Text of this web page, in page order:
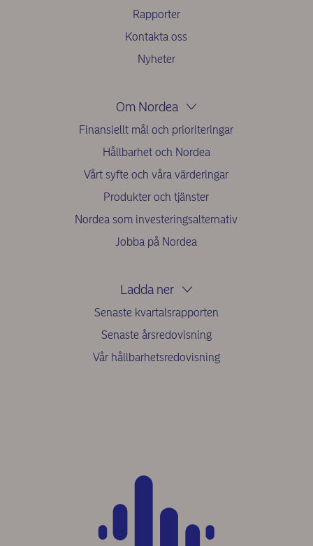
Rapporter
Kontakta oss
Nyheter
Om Nordea
Finansiellt mål och prioriteringar
Hållbarhet och Nordea
Vårt syfte och våra värderingar
Produkter och tjänster
Nordea som investeringsalternativ
Jobba på Nordea
Ladda ner
Senaste kvartalsrapporten
Senaste årsredovisning
Vår hållbarhetsredovisning